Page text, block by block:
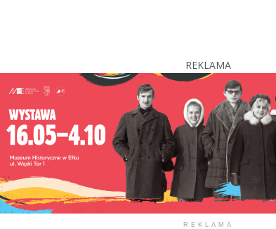
REKLAMA
REKLAMA